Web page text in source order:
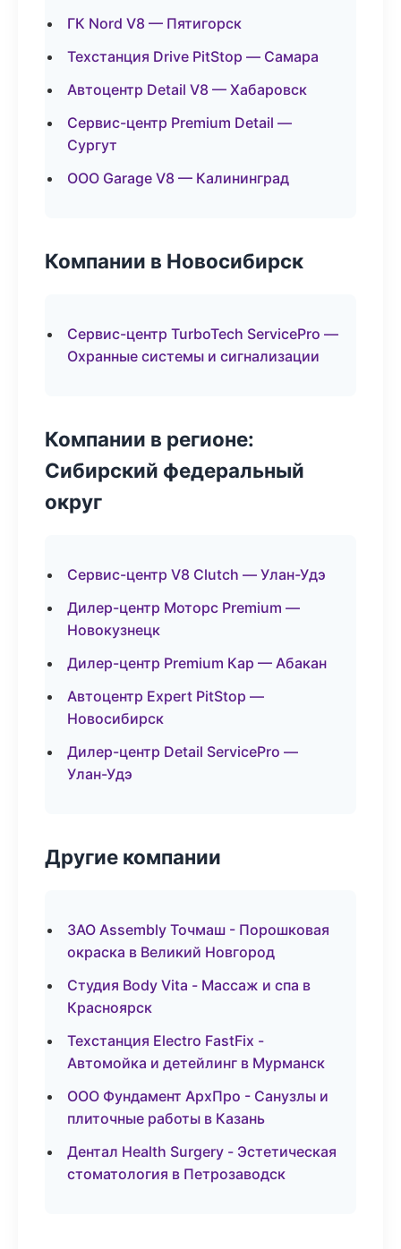
ГК Nord V8 — Пятигорск
Техстанция Drive PitStop — Самара
Автоцентр Detail V8 — Хабаровск
Сервис-центр Premium Detail —
Сургут
ООО Garage V8 — Калининград
Компании в Новосибирск
Сервис-центр TurboTech ServicePro —
Охранные системы и сигнализации
Компании в регионе:
Сибирский федеральный
округ
Сервис-центр V8 Clutch — Улан-Удэ
Дилер-центр Моторс Premium —
Новокузнецк
Дилер-центр Premium Кар — Абакан
Автоцентр Expert PitStop —
Новосибирск
Дилер-центр Detail ServicePro —
Улан-Удэ
Другие компании
ЗАО Assembly Точмаш - Порошковая
окраска в Великий Новгород
Студия Body Vita - Массаж и спа в
Красноярск
Техстанция Electro FastFix -
Автомойка и детейлинг в Мурманск
ООО Фундамент АрхПро - Санузлы и
плиточные работы в Казань
Дентал Health Surgery - Эстетическая
стоматология в Петрозаводск